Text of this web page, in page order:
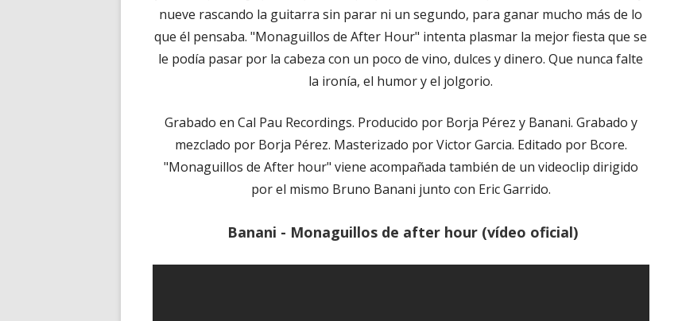
nueve rascando la guitarra sin parar ni un segundo, para ganar mucho más de lo
que él pensaba. "Monaguillos de After Hour" intenta plasmar la mejor fiesta que se
le podía pasar por la cabeza con un poco de vino, dulces y dinero. Que nunca falte
la ironía, el humor y el jolgorio.
Grabado en Cal Pau Recordings. Producido por Borja Pérez y Banani. Grabado y
mezclado por Borja Pérez. Masterizado por Victor Garcia. Editado por Bcore.
"Monaguillos de After hour" viene acompañada también de un videoclip dirigido
por el mismo Bruno Banani junto con Eric Garrido.
Banani - Monaguillos de after hour (vídeo oficial)